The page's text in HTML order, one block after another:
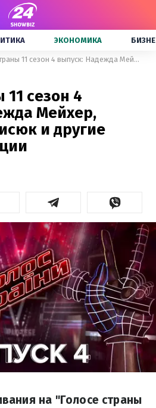
ЭКОНОМИКА
Голос страны 11 сезон 4 выпуск: Надежда Мейхер, Виталий Борисюк и другие вызвали овации
11 сезон 4
Мейхер,
и другие
на "Голосе страны